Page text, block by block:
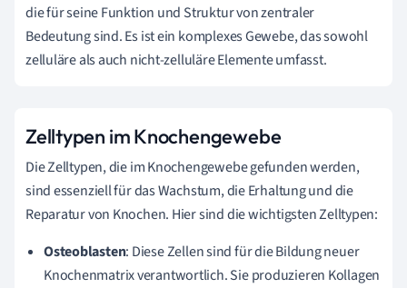
die für seine Funktion und Struktur von zentraler
Bedeutung sind. Es ist ein komplexes Gewebe, das sowohl
zelluläre als auch nicht-zelluläre Elemente umfasst.
Zelltypen im Knochengewebe
Die Zelltypen, die im Knochengewebe gefunden werden,
sind essenziell für das Wachstum, die Erhaltung und die
Reparatur von Knochen. Hier sind die wichtigsten Zelltypen:
Osteoblasten: Diese Zellen sind für die Bildung neuer
Knochenmatrix verantwortlich. Sie produzieren Kollagen